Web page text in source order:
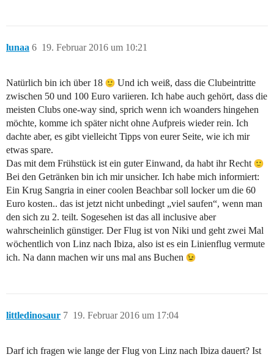
lunaa 19. Februar 2016 um 10:21
6
Natürlich bin ich über 18
Und ich weiß, dass die Clubeintritte
zwischen 50 und 100 Euro variieren. Ich habe auch gehört, dass die
meisten Clubs one-way sind, sprich wenn ich woanders hingehen
möchte, komme ich später nicht ohne Aufpreis wieder rein. Ich
dachte aber, es gibt vielleicht Tipps von eurer Seite, wie ich mir
etwas spare.
Das mit dem Frühstück ist ein guter Einwand, da habt ihr Recht
Bei den Getränken bin ich mir unsicher. Ich habe mich informiert:
Ein Krug Sangria in einer coolen Beachbar soll locker um die 60
Euro kosten.. das ist jetzt nicht unbedingt „viel saufen“, wenn man
den sich zu 2. teilt. Sogesehen ist das all inclusive aber
wahrscheinlich günstiger. Der Flug ist von Niki und geht zwei Mal
wöchentlich von Linz nach Ibiza, also ist es ein Linienflug vermute
ich. Na dann machen wir uns mal ans Buchen
littledinosaur 19. Februar 2016 um 17:04
7
Darf ich fragen wie lange der Flug von Linz nach Ibiza dauert? Ist